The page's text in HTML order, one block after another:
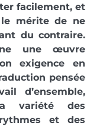
facilement, et
mérite de ne
du contraire.
une œuvre
exigence en
pensée
d’ensemble,
variété des
et des